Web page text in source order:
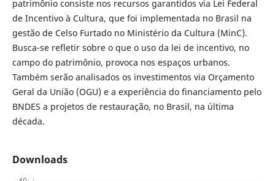
patrimônio consiste nos recursos garantidos via Lei Federal
de Incentivo à Cultura, que foi implementada no Brasil na
gestão de Celso Furtado no Ministério da Cultura (MinC).
Busca-se refletir sobre o que o uso da lei de incentivo, no
campo do patrimônio, provoca nos espaços urbanos.
Também serão analisados os inves­timentos via Orçamento
Geral da União (OGU) e a experiência do financiamento pelo
BNDES a projetos de restauração, no Brasil, na última
década.
Downloads